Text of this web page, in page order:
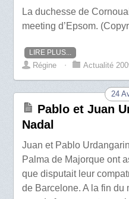
La duchesse de
meeting d’Epsom.
LIRE PLUS...
Régine ⋅ Actualité
24
Pablo et Juan
Nadal
Juan et Pablo
Palma de Majorque ont
que disputait leur
de Barcelone. A la fin du